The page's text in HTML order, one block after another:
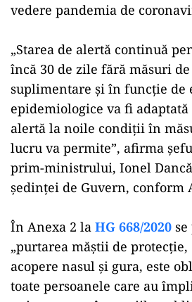
vedere pandemia de
„Starea de alertă continuă
încă 30 de zile fără măsuri
suplimentare şi în funcţie de
epidemiologice va fi adaptată
alertă la noile condiţii în
lucru va permite”, afirma
prim-ministrului, Ionel
şedinţei de Guvern, conform
În Anexa 2 la HG 668/2020 se
„purtarea măştii de
acopere nasul şi gura, este
toate persoanele care au